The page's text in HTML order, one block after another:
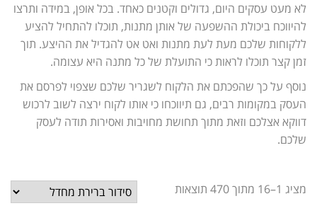
לא מעט עסקים היום, גדולים וקטנים כאחד. בכל אופן, במידה ותרצו
להיווכח ביכולת ההשפעה של אותן מתנות, תוכלו להתחיל להציע
ללקוחות שלכם מעת לעת מתנות ואט אט להגדיל את ההיצע. תוך
זמן קצר תוכלו לראות כי התועלת של כל מתנה היא עצומה.
נוסף על כך שהפכתם את הלקוח לשגריר שלכם שצפוי לפרסם את
העסק במקומות רבים, גם תיווכחו כי אותו לקוח ירצה לשוב לרכוש
דווקא אצלכם וזאת מתוך תחושת מחויבות ואסירות תודה לעסק
שלכם.
מציג 1–16 מתוך 470 תוצאות